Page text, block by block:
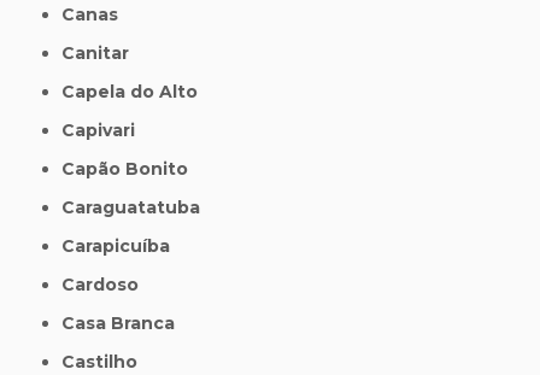
Canas
Canitar
Capela do Alto
Capivari
Capão Bonito
Caraguatatuba
Carapicuíba
Cardoso
Casa Branca
Castilho